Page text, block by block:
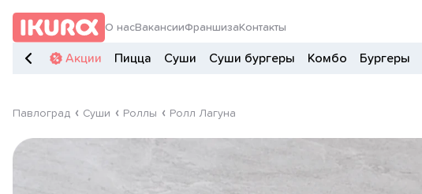
О насВакансииФраншиза Контакты
Акции Пицца Суши Суши бургеры Комбо Бургеры
Павлоград Суши Роллы Ролл Лагуна